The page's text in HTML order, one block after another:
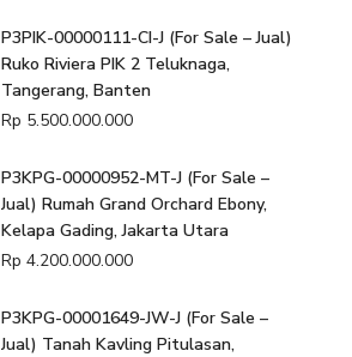
P3PIK-00000111-CI-J (For Sale – Jual)
Ruko Riviera PIK 2 Teluknaga,
Tangerang, Banten
Rp 5.500.000.000
P3KPG-00000952-MT-J (For Sale –
Jual) Rumah Grand Orchard Ebony,
Kelapa Gading, Jakarta Utara
Rp 4.200.000.000
P3KPG-00001649-JW-J (For Sale –
Jual) Tanah Kavling Pitulasan,